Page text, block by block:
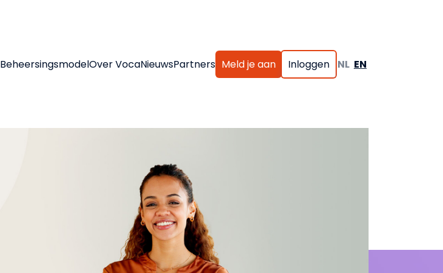
BeheersingsmodelOver VocaNieuwsPartners Meld je aan Inloggen NL EN